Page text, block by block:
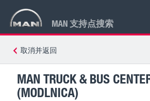
MAN 支持点搜索
取消并返回
MAN TRUCK & BUS
(MODLNICA)